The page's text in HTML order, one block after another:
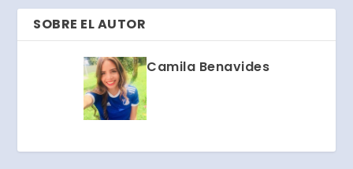
SOBRE EL AUTOR
Camila Benavides